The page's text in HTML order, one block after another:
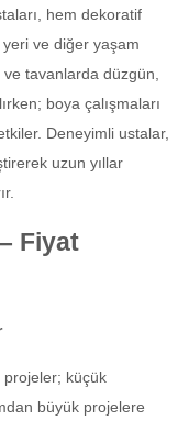
hem dekoratif
ve diğer yaşam
ve tavanlarda düzgün,
boya çalışmaları
Deneyimli ustalar,
uzun yıllar
Fiyat
projeler; küçük
büyük projelere